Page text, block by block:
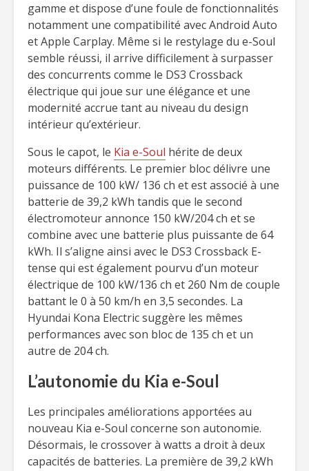
gamme et dispose d’une foule de fonctionnalités
notamment une compatibilité avec Android Auto
et Apple Carplay. Même si le restylage du e-Soul
semble réussi, il arrive difficilement à surpasser
des concurrents comme le DS3 Crossback
électrique qui joue sur une élégance et une
modernité accrue tant au niveau du design
intérieur qu’extérieur.
Sous le capot, le Kia e-Soul hérite de deux
moteurs différents. Le premier bloc délivre une
puissance de 100 kW/ 136 ch et est associé à une
batterie de 39,2 kWh tandis que le second
électromoteur annonce 150 kW/204 ch et se
combine avec une batterie plus puissante de 64
kWh. Il s’aligne ainsi avec le DS3 Crossback E-
tense qui est également pourvu d’un moteur
électrique de 100 kW/136 ch et 260 Nm de couple
battant le 0 à 50 km/h en 3,5 secondes. La
Hyundai Kona Electric suggère les mêmes
performances avec son bloc de 135 ch et un
autre de 204 ch.
L’autonomie du Kia e-Soul
Les principales améliorations apportées au
nouveau Kia e-Soul concerne son autonomie.
Désormais, le crossover à watts a droit à deux
capacités de batteries. La première de 39,2 kWh